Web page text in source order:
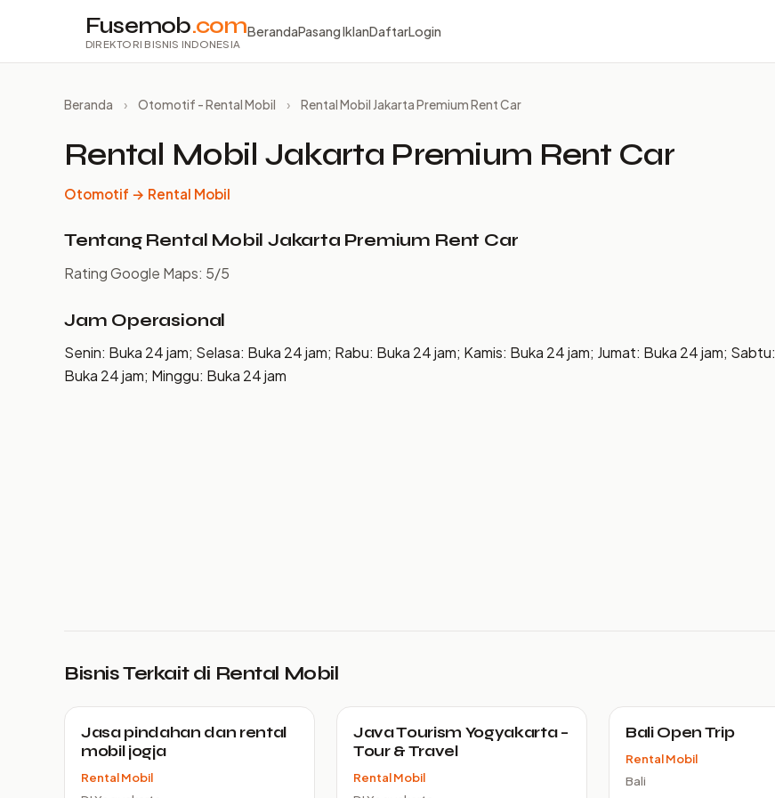
Fusemob.com
DIREKTORI BISNIS INDONESIA
BerandaPasang IklanDaftarLogin
Beranda › Otomotif - Rental Mobil › Rental Mobil Jakarta Premium Rent Car
Rental Mobil Jakarta Premium Rent Car
Otomotif → Rental Mobil
Tentang Rental Mobil Jakarta Premium Rent Car
Rating Google Maps: 5/5
Jam Operasional
Senin: Buka 24 jam; Selasa: Buka 24 jam; Rabu: Buka 24 jam; Kamis: Buka 24 jam; Jumat: Buka 24 jam; Sabtu:
Buka 24 jam; Minggu: Buka 24 jam
Bisnis Terkait di Rental Mobil
Jasa pindahan dan rental
mobil jogja
Rental Mobil
Java Tourism Yogyakarta –
Tour & Travel
Rental Mobil
Bali Open Trip
Rental Mobil
Bali